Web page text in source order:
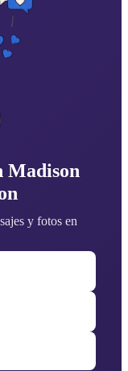
Madison
y fotos en